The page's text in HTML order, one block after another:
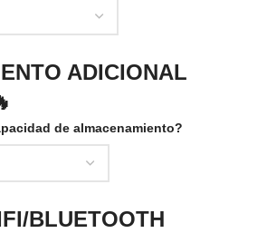
ADICIONAL
de almacenamiento?
BLUETOOTH